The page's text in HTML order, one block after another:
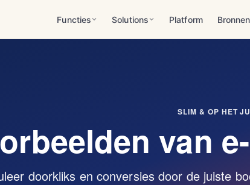
Functies Solutions Platform Bronnen
SLIM & OP HET
van
doorkliks en conversies door de juiste